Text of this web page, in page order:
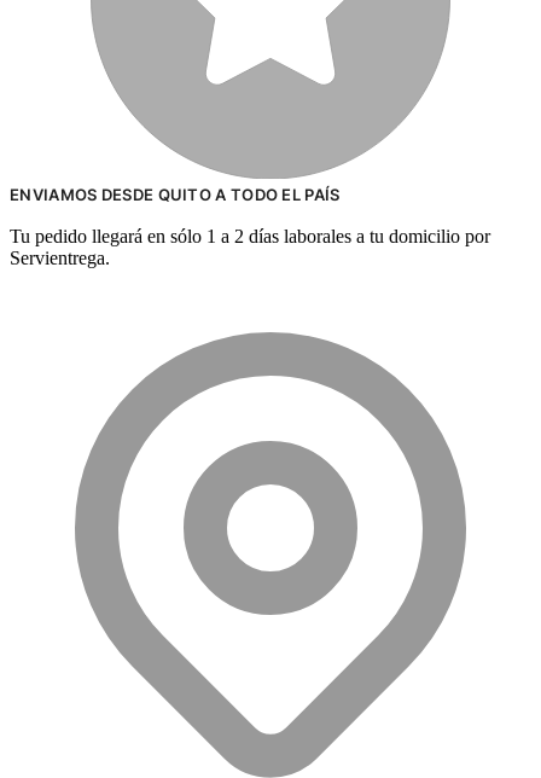
ENVIAMOS DESDE QUITO A TODO EL PAÍS
Tu pedido llegará en sólo 1 a 2 días laborales a tu domicilio por
Servientrega.